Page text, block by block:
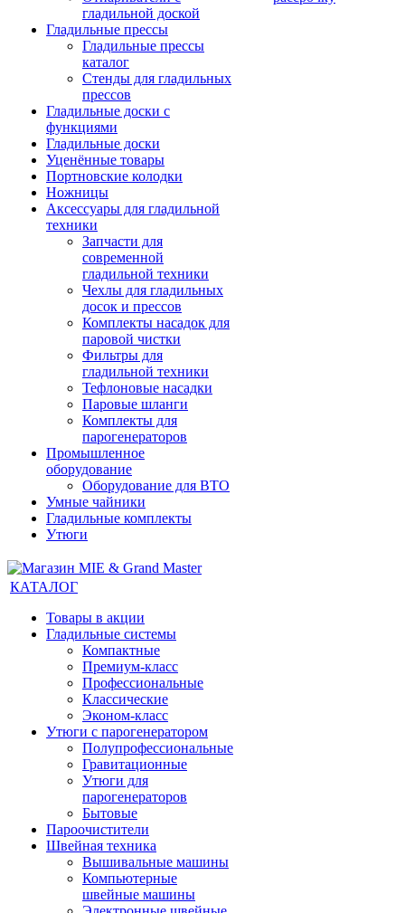
гладильной доской
Гладильные прессы
Гладильные прессы
каталог
Стенды для гладильных
прессов
Гладильные доски с
функциями
Гладильные доски
Уценённые товары
Портновские колодки
Ножницы
Аксессуары для гладильной
техники
Запчасти для
современной
гладильной техники
Чехлы для гладильных
досок и прессов
Комплекты насадок для
паровой чистки
Фильтры для
гладильной техники
Тефлоновые насадки
Паровые шланги
Комплекты для
парогенераторов
Промышленное
оборудование
Оборудование для ВТО
Умные чайники
Гладильные комплекты
Утюги
КАТАЛОГ
Товары в акции
Гладильные системы
Компактные
Премиум-класс
Профессиональные
Классические
Эконом-класс
Утюги с парогенератором
Полупрофессиональные
Гравитационные
Утюги для
парогенераторов
Бытовые
Пароочистители
Швейная техника
Вышивальные машины
Компьютерные
швейные машины